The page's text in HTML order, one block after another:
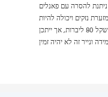
להסרה עם פאנלים
נזקים ויכולה להיות
דקורטיבית מאוד. נייצר אותם על נייר כריכה במשקל 80 ליברות, אך ייתכן